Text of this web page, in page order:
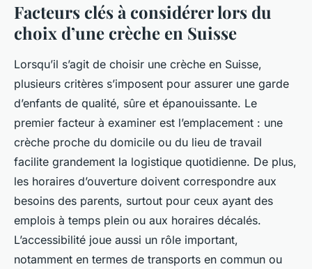
Facteurs clés à considérer lors du
choix d’une crèche en Suisse
Lorsqu’il s’agit de choisir une crèche en Suisse,
plusieurs critères s’imposent pour assurer une garde
d’enfants de qualité, sûre et épanouissante. Le
premier facteur à examiner est l’emplacement : une
crèche proche du domicile ou du lieu de travail
facilite grandement la logistique quotidienne. De plus,
les horaires d’ouverture doivent correspondre aux
besoins des parents, surtout pour ceux ayant des
emplois à temps plein ou aux horaires décalés.
L’accessibilité joue aussi un rôle important,
notamment en termes de transports en commun ou